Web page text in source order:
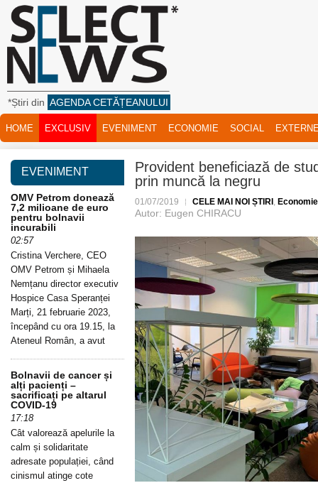
*Știri din AGENDA CETĂȚEANULUI
HOME EXCLUSIV EVENIMENT ECONOMIE SOCIAL
Provident beneficiază de
prin muncă la negru
01/07/2019 CELE MAI NOI ȘTIRI , Economie
Autor: Eugen CHIRACU
EVENIMENT
OMV Petrom donează
7,2 milioane de euro
pentru bolnavii
incurabili
02:57
Cristina Verchere, CEO
OMV Petrom și Mihaela
Nemțanu director executiv
Hospice Casa Speranței
Marți, 21 februarie 2023,
începând cu ora 19.15, la
Ateneul Român, a avut
Bolnavii de cancer și
alți pacienți –
sacrificați pe altarul
COVID-19
17:18
Cât valorează apelurile la
calm și solidaritate
adresate populației, când
cinismul atinge cote